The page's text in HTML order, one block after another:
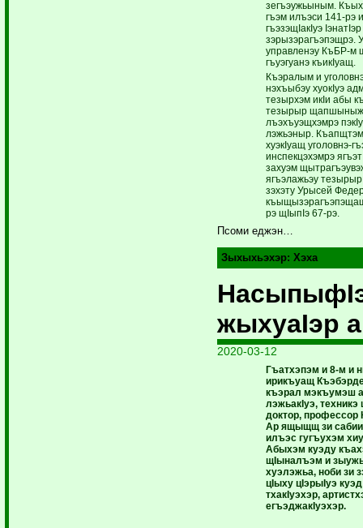
зегъэужьыным.
гъэм илъэси 141-рэ
гъэзэщIакIуэ
управленэу КъБР-м
гъуэгуанэ къи­кIуащ.
Къэралым и
нэхъыбэу хуокIуэ
тезырхэм икIи абы
тезырыр щапшыныж
лъэхъуэщхэмрэ
лэжьэныр.
хуэкIуащ уголовнэ-
инспекцэхэмрэ
захуэм
ягъэлажьэу
зэхэту Уры­сей
рэ щIыпIэ 67-рэ.
Псоми еджэн…
Зыхыхьэхэр:Хэха
жыхуаIэр
2020-03-12
Гъатхэпэм и 8-м и
ирикъуащ
къэрал мэкъумэш
лэжьакIуэ,
доктор,
Ар ящыщщ зи
илъэс гугъухэм
Абыхэм куэду
щIыналъэм и
хуэ­лэжьа, ноби зи
цIыху цIэрыIуэ
тхакIуэхэр,
егъэ­джа­кIуэ­хэр.